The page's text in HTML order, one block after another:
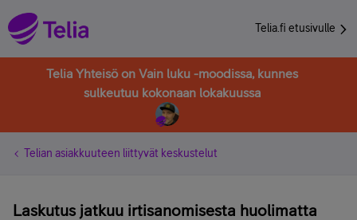
Telia.fi etusivulle
Telia Yhteisö on Vain luku -moodissa, kunnes
sulkeutuu kokonaan lokakuussa
Telian asiakkuuteen liittyvät keskustelut
Laskutus jatkuu irtisanomisesta huolimatta